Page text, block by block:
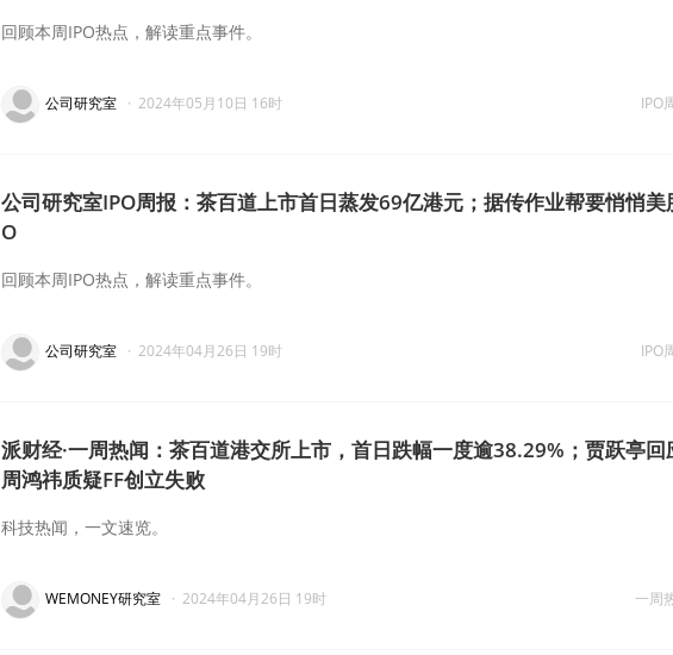
回顾本周IPO热点，解读重点事件。
IPO
公司研究室 · 2024年05月10日 16时
公司研究室IPO周报：茶百道上市首日蒸发69亿港元；据传作业帮要悄悄美
O
回顾本周IPO热点，解读重点事件。
IPO
公司研究室 · 2024年04月26日 19时
派财经·一周热闻：茶百道港交所上市，首日跌幅一度逾38.29%；贾跃亭回
周鸿祎质疑FF创立失败
科技热闻，一文速览。
一周
WEMONEY研究室 · 2024年04月26日 19时